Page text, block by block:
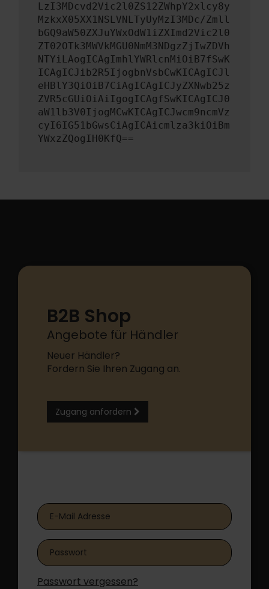
LzI3MDcvd2Vic2l0ZS12ZWhpY2xlcy8y
MzkxX05XX1NSLVNLTyUyMzI3MDc/Zmll
bGQ9aW50ZXJuYWxOdW1iZXImd2Vic2l0
ZT02OTk3MWVkMGU0NmM3NDgzZjIwZDVh
NTYiLAogICAgImhlYWRlcnMiOiB7fSwK
ICAgICJib2R5IjogbnVsbCwKICAgICJl
eHBlY3QiOiB7CiAgICAgICJyZXNwb25z
ZVR5cGUiOiAiIgogICAgfSwKICAgICJ0
aW1lb3V0IjogMCwKICAgICJwcm9ncmVz
cyI6IG51bGwsCiAgICAicmlza3kiOiBm
YWxzZQogIH0KfQ==
B2B Shop
Angebote für Händler
Neuer Händler?
Fordern Sie Ihren Zugang an.
Zugang anfordern
Passwort vergessen?